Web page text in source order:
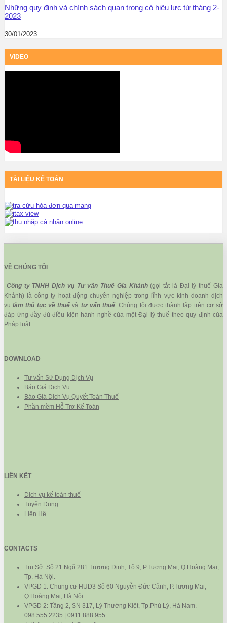
Những quy định và chính sách quan trọng có hiệu lực từ tháng 2-
2023
30/01/2023
VIDEO
TÀI LIỆU KẾ TOÁN
VỀ CHÚNG TÔI
Công ty TNHH Dịch vụ Tư vấn Thuế Gia Khánh(gọi tắt là Đại lý thuế Gia
Khánh) là công ty hoạt động chuyên nghiệp trong lĩnh vực kinh doanh dịch
vụlàm thủ tục về thuế và tư vấn thuế. Chúng tôi được thành lập trên cơ sở
đáp ứng đầy đủ điều kiện hành nghề của một Đại lý thuế theo quy định của
Pháp luật.
DOWNLOAD
Tư vấn Sử Dụng Dịch Vụ
Báo Giá Dịch Vụ
Báo Giá Dịch Vụ Quyết Toán Thuế
Phần mềm Hỗ Trợ Kế Toán
LIÊN KẾT
Dịch vụ kế toán thuế
Tuyển Dụng
Liên Hệ
CONTACTS
Trụ Sở: Số 21 Ngõ 281 Trương Định, Tổ 9, P.Tương Mai, Q.Hoàng Mai,
Tp. Hà Nội.
VPGD 1: Chung cư HUD3 Số 60 Nguyễn Đức Cảnh, P.Tương Mai,
Q.Hoàng Mai, Hà Nội.
VPGD 2: Tầng 2, SN 317, Lý Thường Kiệt, Tp.Phủ Lý, Hà Nam.
098.555.2235 | 0911.888.955